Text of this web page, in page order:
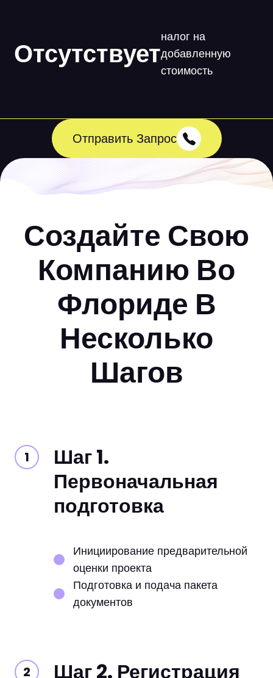
Отсутствует
налог на
добавленную
стоимость
Отправить Запрос
Создайте Свою
Компанию Во
Флориде В
Несколько
Шагов
Шаг 1.
Первоначальная
подготовка
Инициирование предварительной
оценки проекта
Подготовка и подача пакета
документов
Шаг 2. Регистрация